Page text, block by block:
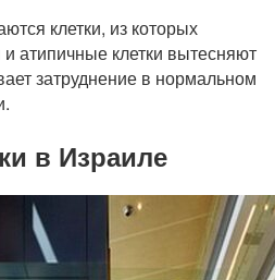
клетки, из которых
атипичные клетки вытесняют
затруднение в нормальном
в Израиле